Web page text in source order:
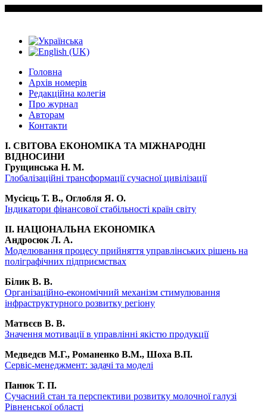
Головна
Архiв номерiв
Редакційна колегія
Про журнал
Авторам
Контакти
I. СВІТОВА ЕКОНОМІКА ТА МІЖНАРОДНІ
ВІДНОСИНИ
Грущинська Н. М.
Глобалізаційні трансформації сучасної цивілізації
Мусієць Т. В., Оглобля Я. О.
Індикатори фінансової стабільності країн світу
II. НАЦІОНАЛЬНА ЕКОНОМІКА
Андросюк Л. А.
Моделювання процесу прийняття управлінських рішень на
поліграфічних підприємствах
Білик В. В.
Організаційно-економічний механізм стимулювання
інфраструктурного розвитку регіону
Матвєєв В. В.
Значення мотивації в управлінні якістю продукції
Медведєв М.Г., Романенко В.М., Шоха В.П.
Cервіс-менеджмент: задачі та моделі
Панюк Т. П.
Сучасний стан та перспективи розвитку молочної галузі
Рівненської області